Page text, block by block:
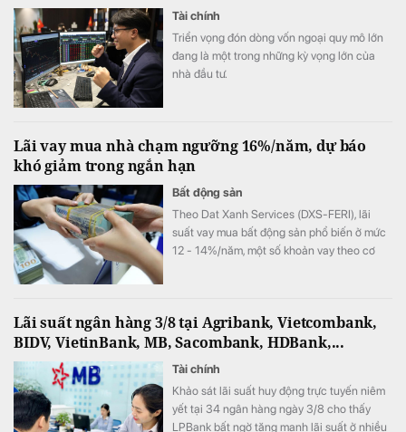
Tài chính
Triển vọng đón dòng vốn ngoại quy mô lớn
đang là một trong những kỳ vọng lớn của
nhà đầu tư.
Lãi vay mua nhà chạm ngưỡng 16%/năm, dự báo
khó giảm trong ngắn hạn
Bất động sản
Theo Dat Xanh Services (DXS-FERI), lãi
suất vay mua bất động sản phổ biến ở mức
12 - 14%/năm, một số khoản vay theo cơ
Lãi suất ngân hàng 3/8 tại Agribank, Vietcombank,
BIDV, VietinBank, MB, Sacombank, HDBank,...
Tài chính
Khảo sát lãi suất huy động trực tuyến niêm
yết tại 34 ngân hàng ngày 3/8 cho thấy
LPBank bất ngờ tăng mạnh lãi suất ở nhiều